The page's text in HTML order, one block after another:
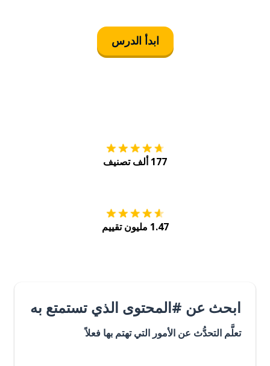
ابدأ الدرس
177 ألف تصنيف
1.47 مليون تقييم
ابحث عن #المحتوى الذي تستمتع به
تعلَّم التحدُّث عن الأمور التي تهتم بها فعلاً